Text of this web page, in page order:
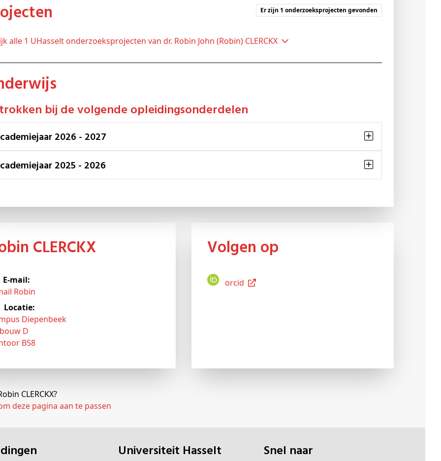
Er zijn 1 onderzoeksprojecten gevonden
alle 1 UHasselt onderzoeksprojecten van dr. Robin John (Robin) CLERCKX
bij de volgende opleidingsonderdelen
Academiejaar 2026 - 2027
Academiejaar 2025 - 2026
CLERCKX
E-mail:
Robin
Locatie:
Diepenbeek
D
B58
Volgen op
Orcid
CLERCKX?
deze pagina aan te passen
universiteit Hasselt Snel naar